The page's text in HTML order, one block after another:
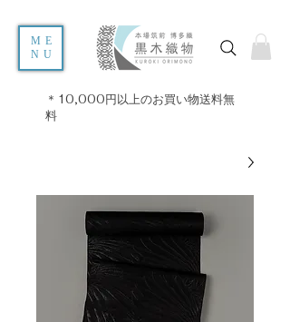
ME
NU
＊10,000円以上のお買い物送料無
料